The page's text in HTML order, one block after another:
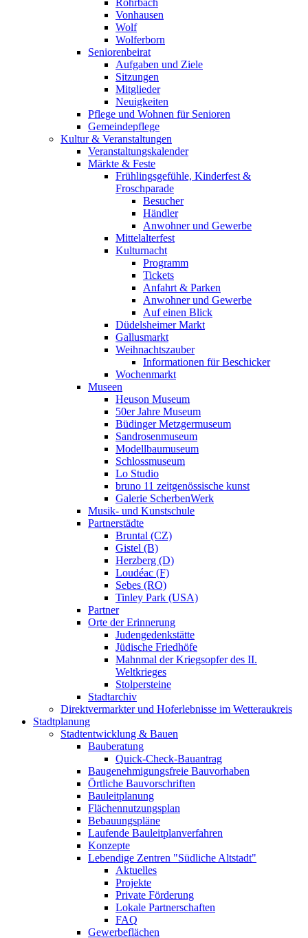
Rohrbach
Vonhausen
Wolf
Wolferborn
Seniorenbeirat
Aufgaben und Ziele
Sitzungen
Mitglieder
Neuigkeiten
Pflege und Wohnen für Senioren
Gemeindepflege
Kultur & Veranstaltungen
Veranstaltungskalender
Märkte & Feste
Frühlingsgefühle, Kinderfest &
Froschparade
Besucher
Händler
Anwohner und Gewerbe
Mittelalterfest
Kulturnacht
Programm
Tickets
Anfahrt & Parken
Anwohner und Gewerbe
Auf einen Blick
Düdelsheimer Markt
Gallusmarkt
Weihnachtszauber
Informationen für Beschicker
Wochenmarkt
Museen
Heuson Museum
50er Jahre Museum
Büdinger Metzgermuseum
Sandrosenmuseum
Modellbaumuseum
Schlossmuseum
Lo Studio
bruno 11 zeitgenössische kunst
Galerie ScherbenWerk
Musik- und Kunstschule
Partnerstädte
Bruntal (CZ)
Gistel (B)
Herzberg (D)
Loudéac (F)
Sebes (RO)
Tinley Park (USA)
Partner
Orte der Erinnerung
Judengedenkstätte
Jüdische Friedhöfe
Mahnmal der Kriegsopfer des II.
Weltkrieges
Stolpersteine
Stadtarchiv
Direktvermarkter und Hoferlebnisse im Wetteraukreis
Stadtplanung
Stadtentwicklung & Bauen
Bauberatung
Quick-Check-Bauantrag
Baugenehmigungsfreie Bauvorhaben
Örtliche Bauvorschriften
Bauleitplanung
Flächennutzungsplan
Bebauungspläne
Laufende Bauleitplanverfahren
Konzepte
Lebendige Zentren "Südliche Altstadt"
Aktuelles
Projekte
Private Förderung
Lokale Partnerschaften
FAQ
Gewerbeflächen